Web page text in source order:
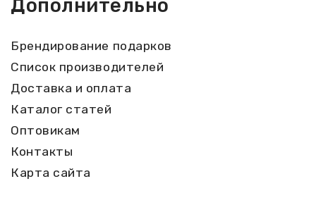
Дополнительно
Брендирование подарков
Список производителей
Доставка и оплата
Каталог статей
Оптовикам
Контакты
Карта сайта